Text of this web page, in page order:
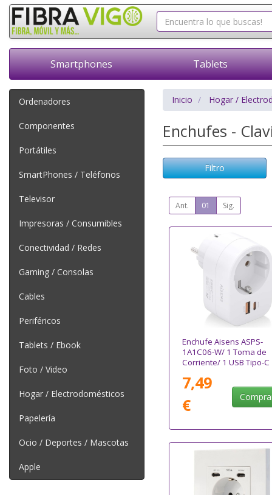
Smartphones Tablets
Ordenadores
Componentes
Portátiles
SmartPhones / Teléfonos
Televisor
Impresoras / Consumibles
Conectividad / Redes
Gaming / Consolas
Cables
Periféricos
Tablets / Ebook
Foto / Video
Hogar / Electrodomésticos
Papelería
Ocio / Deportes / Mascotas
Apple
Inicio Hogar /
Enchufes -
Filtro
Ant. 01 Sig.
Enchufe Aisens ASPS-
1A1C06-W/ 1 Toma de
Corriente/ 1 USB Tipo-C
7,49
€